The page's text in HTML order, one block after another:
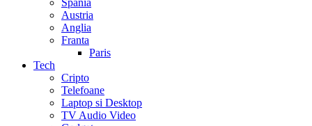
Spania
Austria
Anglia
Franta
Paris
Tech
Cripto
Telefoane
Laptop si Desktop
TV Audio Video